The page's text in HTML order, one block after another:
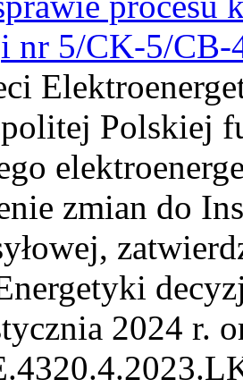
nr 5/CK-5/CB-
Polskiej
zmian do
2024 r.